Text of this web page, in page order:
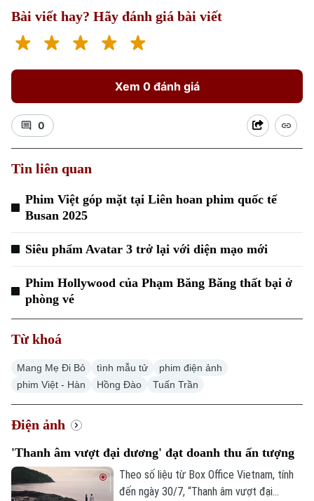
Tài chính Ngân hàng
Doanh nghiệp
Đầu tư
Căn hộ
Kinh nghiệm
Thị trường
Tin tức
Hướng nghiệp
Văn hóa
Làng nghề
Di tích
Sức khỏe
Y tế
Tư vấn sức khỏe
Thể thao
Quần vợt
Golf
Giải trí
Điện ảnh
Bài viết hay? Hãy đánh giá bài viết
Xem 0 đánh giá
0
Tin liên quan
Phim Việt góp mặt tại Liên hoan phim quốc tế
Busan 2025
Siêu phẩm Avatar 3 trở lại với diện mạo mới
Phim Hollywood của Phạm Băng Băng thất bại ở
phòng vé
Từ khoá
Mang Mẹ Đi Bỏ tình mẫu tử
phim điện ảnh
phim Việt - Hàn
Hồng Đào Tuấn Trần
Điện ảnh
'Thanh âm vượt đại dương' đạt doanh thu ấn tượng
Theo số liệu từ Box Office Vietnam, tính
đến ngày 30/7, “Thanh âm vượt đại